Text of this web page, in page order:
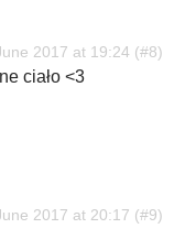
2017 at 19:24
ciało <3
2017 at 20:17